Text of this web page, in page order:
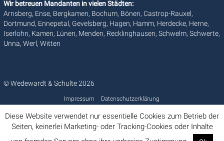
Wir betreuen Mandanten in vielen Städten:
Arnsberg, Ense, Bergkamen, Bochum, Bönen, Castrop-Rauxel,
Dortmund, Ennepetal, Gevelsberg, Hagen, Hamm, Herdecke, Herne,
Iserlohn, Kamen, Lünen, Menden, Recklinghausen, Schwelm, Schwerte,
Unna, Werl, Witten
© Wedewardt & Schulte 2026
Impressum Datenschutzerklärung
Diese Website verwendet nur essentielle Cookies zum Betrieb der
Seiten, keinerlei Marketing- oder Tracking-Cookies oder Inhalte